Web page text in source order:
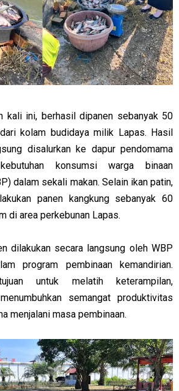
kali ini, berhasil dipanen sebanyak 50
kolam budidaya milik Lapas. Hasil
disalurkan ke dapur pendomama
konsumsi warga binaan
dalam sekali makan. Selain ikan patin,
panen kangkung sebanyak 60
di area perkebunan Lapas.
dilakukan secara langsung oleh WBP
program pembinaan kemandirian.
untuk melatih keterampilan,
semangat produktivitas
menjalani masa pembinaan.